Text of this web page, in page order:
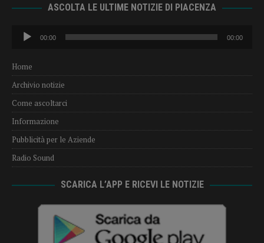
ASCOLTA LE ULTIME NOTIZIE DI PIACENZA
Audio
Player
00:00 00:00
Home
Archivio notizie
Come ascoltarci
Informazione
Pubblicità per le Aziende
Radio Sound
SCARICA L’APP E RICEVI LE NOTIZIE